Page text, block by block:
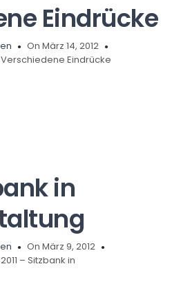
Eindrücke
On März 14, 2012
Eindrücke
in
On März 9, 2012
– Sitzbank in